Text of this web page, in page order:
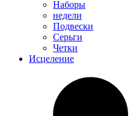
Наборы
недели
Подвески
Серьги
Четки
Исцеление